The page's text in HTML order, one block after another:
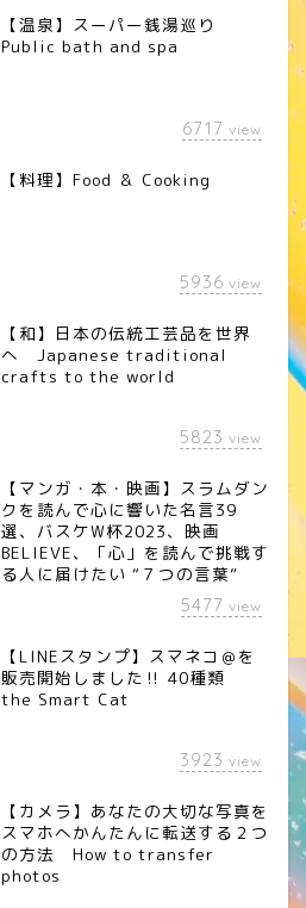
【温泉】スーパー銭湯巡り
Public bath and spa
6717 view
【料理】Food ＆ Cooking
5936 view
【和】日本の伝統工芸品を世界
へ Japanese traditional
crafts to the world
5823 view
【マンガ・本・映画】スラムダン
クを読んで心に響いた名言39
選、バスケW杯2023、映画
BELIEVE、「心」を読んで挑戦す
る人に届けたい “７つの言葉”
5477 view
【LINEスタンプ】スマネコ＠を
販売開始しました‼︎ 40種類
the Smart Cat
3923 view
【カメラ】あなたの大切な写真を
スマホへかんたんに転送する２つ
の方法 How to transfer
photos